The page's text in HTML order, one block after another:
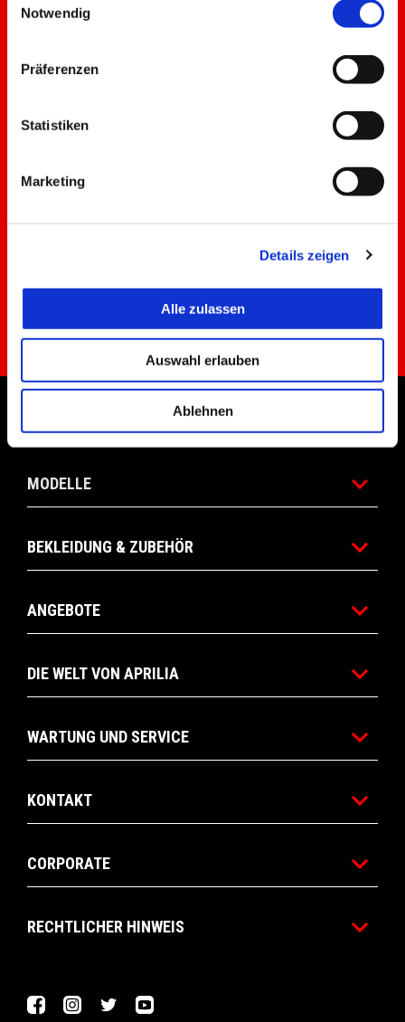
Notwendig
Präferenzen
Statistiken
Marketing
Details zeigen
Alle zulassen
Auswahl erlauben
Ablehnen
Buchen Sie einen Termin in einem autorisierten Service-Center in
Benutzen Sie das Fahrzeug mit äußerster Vorsicht, um zum
vereinbarten Termin zu gelangen.
Bitte vereinbaren Sie Ihren Servicetermin frühzeitig, in der Saison
MODELLE
BEKLEIDUNG & ZUBEHÖR
ANGEBOTE
DIE WELT VON APRILIA
WARTUNG UND SERVICE
KONTAKT
CORPORATE
RECHTLICHER HINWEIS
FacebookInstagram
Twitter